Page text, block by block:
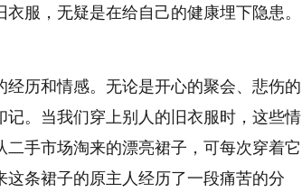
服，无疑是在给自己的健康埋下隐患。
历和情感。无论是开心的聚会、悲伤的
。当我们穿上别人的旧衣服时，这些情
手市场淘来的漂亮裙子，可每次穿着它
条裙子的原主人经历了一段痛苦的分